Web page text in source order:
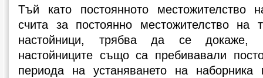
Тъй като постоянното местожителство
счита за постоянно местожителство на
настойници, трябва да се докаже,
настойниците също са пребивавали
периода на устаняването на